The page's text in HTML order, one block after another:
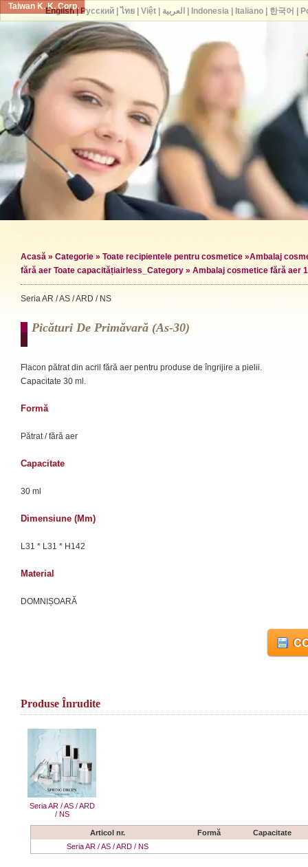
Taiwan K. K. Corp.
Acasă » Categorie » Toate recipientele pentru cosmetice »Ambalaj
fără aer Toate capacitățiairless_Category » Ambalaj cosmetice fără aer
Seria AR / AS / ARD / NS
Picături De Primăvară (as-30)
Flacon pătrat din acril fără aer pentru produse de îngrijire a pielii.
Capacitate 30 ml.
Formă
Pătrat / fără aer
Capacitate
30 ml
Dimensiune (mm)
L31 * L31 * H142
Material
DOMNIȘOARĂ
Produse Înrudite
Seria AR / AS / ARD
/ NS
Articol nr. Formă
Capacitate
Seria AR / AS / ARD / NS
English| Русский| ไทย| Việt| العربية Indonesia| Italiano| 한국어